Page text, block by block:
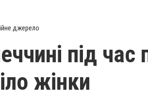
джерело
під час
жінки